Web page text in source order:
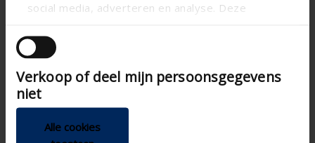
social media, adverteren en analyse. Deze
andere informatie die u aan ze heeft verstrekt of
die ze hebben verzameld op basis van uw gebruik
van hun services.
Verkoop of deel mijn persoonsgegevens
niet
Alle cookies
Physischer freier
Querschnitt (%)
Lamellenabstand (mm)
technical.standaardgaastype